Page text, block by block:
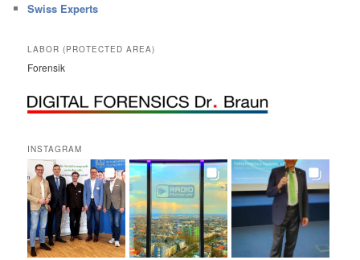
Swiss Experts
LABOR (PROTECTED AREA)
Forensik
INSTAGRAM